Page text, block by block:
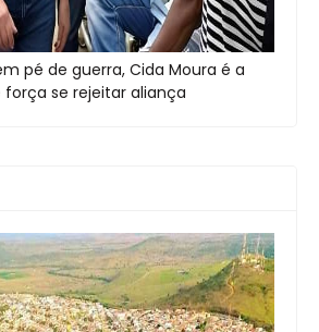
pé de guerra, Cida Moura é a
se rejeitar aliança